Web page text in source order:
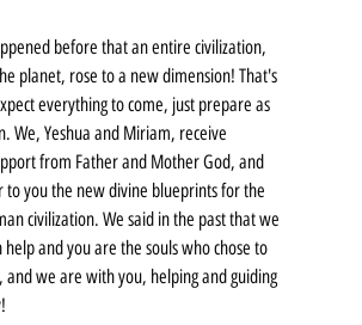
before that an entire civilization,
planet, rose to a new dimension! That's
everything to come, just prepare as
We, Yeshua and Miriam, receive
from Father and Mother God, and
to you the new divine blueprints for the
civilization. We said in the past that we
and you are the souls who chose to
and we are with you, helping and guiding